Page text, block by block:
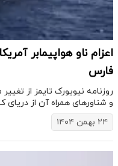
اعزام ناو هواپیمابر
فارس
روزنامه نیویورک تایمز از تغییر
و شناورهای همراه آن از دریای
۲۴ بهمن ۱۴۰۴